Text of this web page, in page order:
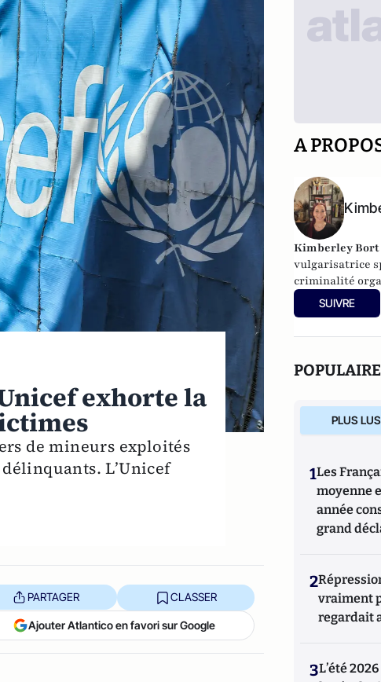
exhorte la
de mineurs exploités
L’Unicef
PARTAGER CLASSER
Ajouter Atlantico en favori sur Google
A
Kimberley Bort
vulgarisatrice
criminalité
CrimOrg.com et
Stories, un
SUIVRE
PLUS LUS
1Les
moyenne
année
grand
2
vraiment
regardait
3L’été